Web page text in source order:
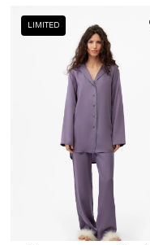
LIMITED